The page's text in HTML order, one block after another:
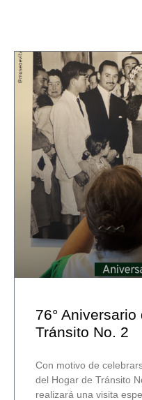
76°
Tránsito No. 2
Con motivo de
del Hogar de Tránsito
realizará una visita